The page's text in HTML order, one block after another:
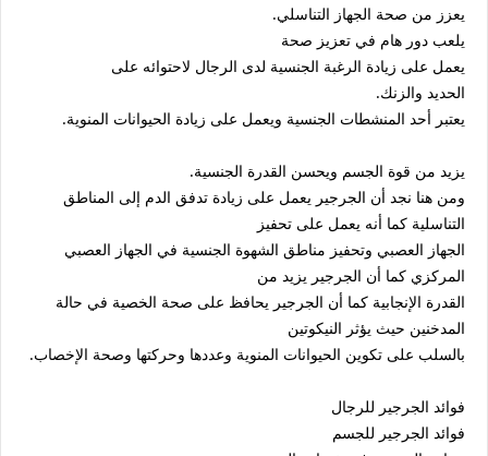
يعزز من صحة الجهاز التناسلي.
يلعب دور هام في تعزيز صحة
يعمل على زيادة الرغبة الجنسية لدى الرجال لاحتوائه على
الحديد والزنك.
يعتبر أحد المنشطات الجنسية ويعمل على زيادة الحيوانات المنوية.
يزيد من قوة الجسم ويحسن القدرة الجنسية.
ومن هنا نجد أن الجرجير يعمل على زيادة تدفق الدم إلى المناطق
التناسلية كما أنه يعمل على تحفيز
الجهاز العصبي وتحفيز مناطق الشهوة الجنسية في الجهاز العصبي
المركزي كما أن الجرجير يزيد من
القدرة الإنجابية كما أن الجرجير يحافظ على صحة الخصية في حالة
المدخنين حيث يؤثر النيكوتين
بالسلب على تكوين الحيوانات المنوية وعددها وحركتها وصحة الإخصاب.
فوائد الجرجير للرجال
فوائد الجرجير للجسم